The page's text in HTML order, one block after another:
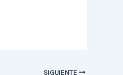
SIGUIENTE